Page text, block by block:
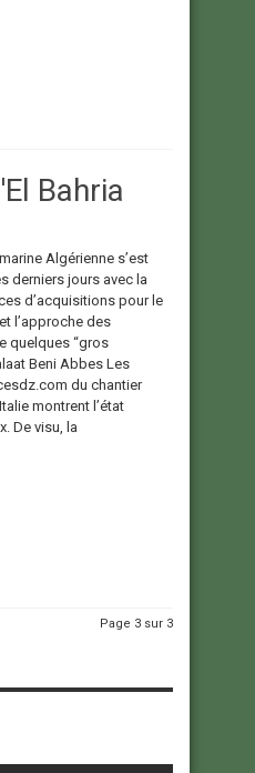
Bahria
Algérienne s’est
derniers jours avec la
d’acquisitions pour le
l’approche des
quelques “gros
Beni Abbes Les
du chantier
montrent l’état
De visu, la
Page 3 sur 3